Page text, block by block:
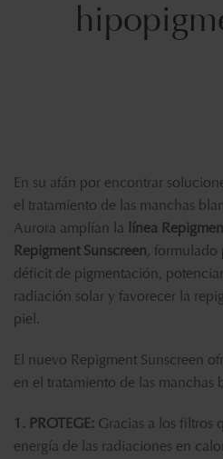
En su afán por encontrar
el tratamiento de las manchas
Aurora amplían la línea
Repigment Sunscreen, formulado
déficit de pigmentación,
radiación solar y favorecer la
piel.
El nuevo Repigment Sunscreen
en el tratamiento de las manchas
1. PROTEGE: Gracias a los filtros
energía de las radiaciones en